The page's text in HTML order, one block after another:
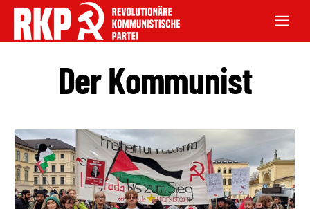
Der Kommunist